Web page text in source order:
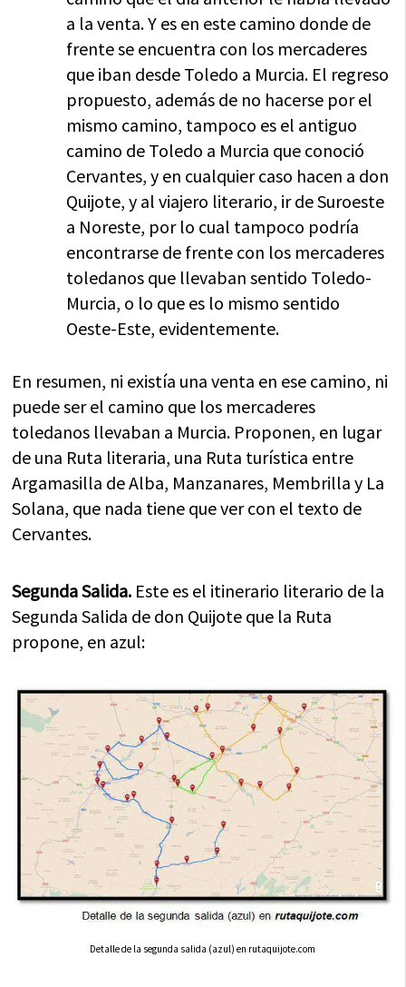
a la venta. Y es en este camino donde de
frente se encuentra con los mercaderes
que iban desde Toledo a Murcia. El regreso
propuesto, además de no hacerse por el
mismo camino, tampoco es el antiguo
camino de Toledo a Murcia que conoció
Cervantes, y en cualquier caso hacen a don
Quijote, y al viajero literario, ir de Suroeste
a Noreste, por lo cual tampoco podría
encontrarse de frente con los mercaderes
toledanos que llevaban sentido Toledo-
Murcia, o lo que es lo mismo sentido
Oeste-Este, evidentemente.
En resumen, ni existía una venta en ese camino, ni
puede ser el camino que los mercaderes
toledanos llevaban a Murcia. Proponen, en lugar
de una Ruta literaria, una Ruta turística entre
Argamasilla de Alba, Manzanares, Membrilla y La
Solana, que nada tiene que ver con el texto de
Cervantes.
Segunda Salida. Este es el itinerario literario de la
Segunda Salida de don Quijote que la Ruta
propone, en azul:
Detalle de la segunda salida (azul) en rutaquijote.com